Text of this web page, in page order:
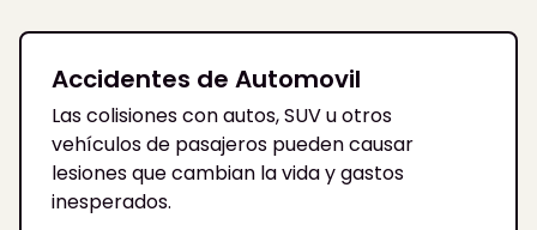
Accidentes de Automovil
Las colisiones con autos, SUV u otros
vehículos de pasajeros pueden causar
lesiones que cambian la vida y gastos
inesperados.